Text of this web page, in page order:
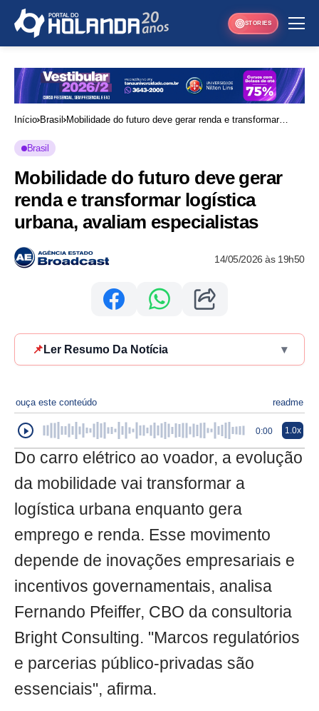
STORIES
Início Brasil
Mobilidade do futuro deve gerar renda e transformar
Brasil
Mobilidade do futuro deve gerar
renda e transformar logística
urbana, avaliam especialistas
14/05/2026 às 19h50
📌 Ler Resumo Da Notícia ▾
ouça este conteúdo readme
0:00 1.0x
Do carro elétrico ao voador, a evolução
da mobilidade vai transformar a
logística urbana enquanto gera
emprego e renda. Esse movimento
depende de inovações empresariais e
incentivos governamentais, analisa
Fernando Pfeiffer, CBO da consultoria
Bright Consulting. "Marcos regulatórios
e parcerias público-privadas são
essenciais", afirma.